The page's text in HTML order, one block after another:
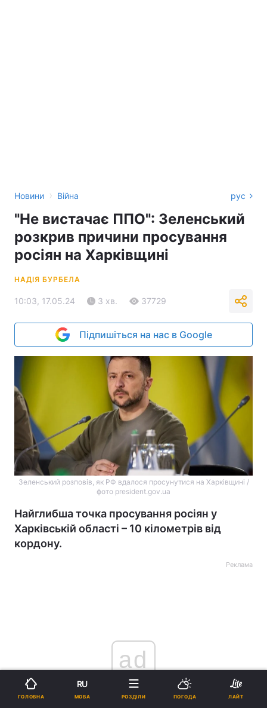
Новини › Війна рус
"Не вистачає ППО": Зеленський
розкрив причини просування
росіян на Харківщині
НАДІЯ БУРБЕЛА
10:03, 17.05.24 3 хв. 37729
Підпишіться на нас в Google
Зеленський розповів, як РФ вдалося просунутися на Харківщині /
фото president.gov.ua
Найглибша точка просування росіян у
Харківській області – 10 кілометрів від
кордону.
Реклама
ad
ГОЛОВНА
RU
МОВА РОЗДІЛИ ПОГОДА ЛАЙТ